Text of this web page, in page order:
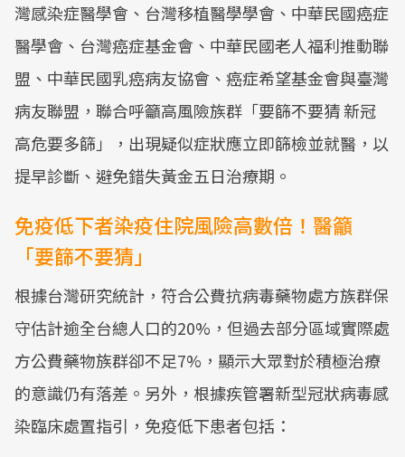
灣感染症醫學會、台灣移植醫學學會、中華民國癌症
醫學會、台灣癌症基金會、中華民國老人福利推動聯
盟、中華民國乳癌病友協會、癌症希望基金會與臺灣
病友聯盟，聯合呼籲高風險族群「要篩不要猜 新冠
高危要多篩」，出現疑似症狀應立即篩檢並就醫，以
提早診斷、避免錯失黃金五日治療期。
免疫低下者染疫住院風險高數倍！醫籲
「要篩不要猜」
根據台灣研究統計，符合公費抗病毒藥物處方族群保
守估計逾全台總人口的20%，但過去部分區域實際處
方公費藥物族群卻不足7%，顯示大眾對於積極治療
的意識仍有落差。另外，根據疾管署新型冠狀病毒感
染臨床處置指引，免疫低下患者包括：